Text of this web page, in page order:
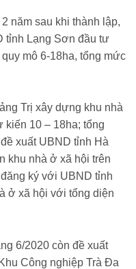
năm sau khi thành lập,
tỉnh Lạng Sơn đầu tư
mô 6-18ha, tổng mức
Trị xây dựng khu nhà
kiến 10 – 18ha; tổng
xuất UBND tỉnh Hà
khu nhà ở xã hội trên
ký với UBND tỉnh
ở xã hội với tổng diện
6/2020 còn đề xuất
Công nghiệp Trà Đa